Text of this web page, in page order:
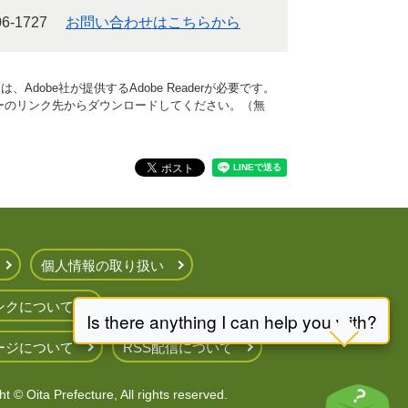
1727 お問い合わせはこちらから
、Adobe社が提供するAdobe Readerが必要です。
リンク先からダウンロードしてください。（無
個人情報の取り扱い
クについて
ジについて RSS配信について
© Oita Prefecture, All rights reserved.